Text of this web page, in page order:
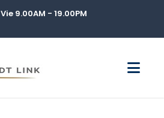
9.00AM - 19.00PM